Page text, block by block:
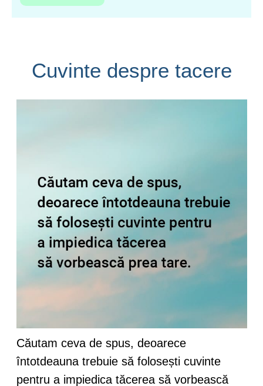
Cuvinte despre tacere
Căutam ceva de spus, deoarece
întotdeauna trebuie să folosești cuvinte
pentru a impiedica tăcerea să vorbească